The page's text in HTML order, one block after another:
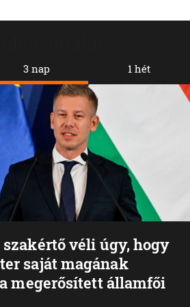
3 nap
véli úgy, hogy
saját magának
megerősített államfői
1 hét